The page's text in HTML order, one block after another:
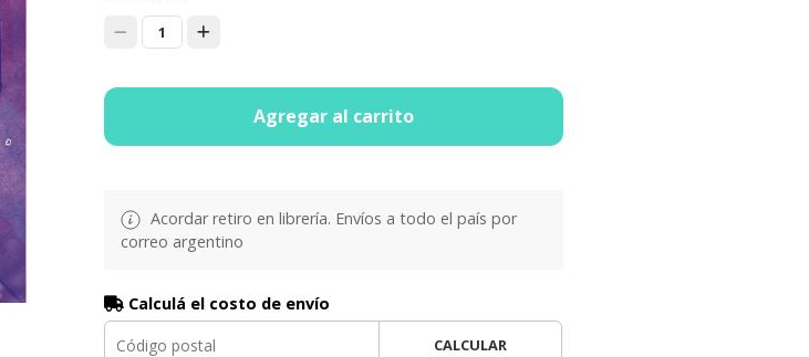
1
Agregar al carrito
Acordar retiro en librería. Envíos a todo el país por
correo argentino
Calculá el costo de envío
CALCULAR